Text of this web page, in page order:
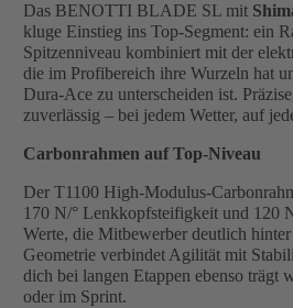
Das BENOTTI BLADE SL mit
kluge Einstieg ins Top-Segment: ein
Spitzenniveau kombiniert mit der
die im Profibereich ihre Wurzeln hat
Dura-Ace zu unterscheiden ist.
zuverlässig – bei jedem Wetter, auf
Carbonrahmen auf Top-Niveau
Der T1100 High-Modulus-
170 N/° Lenkkopfsteifigkeit und 120
Werte, die Mitbewerber deutlich
Geometrie verbindet Agilität mit
dich bei langen Etappen ebenso trägt
oder im Sprint.